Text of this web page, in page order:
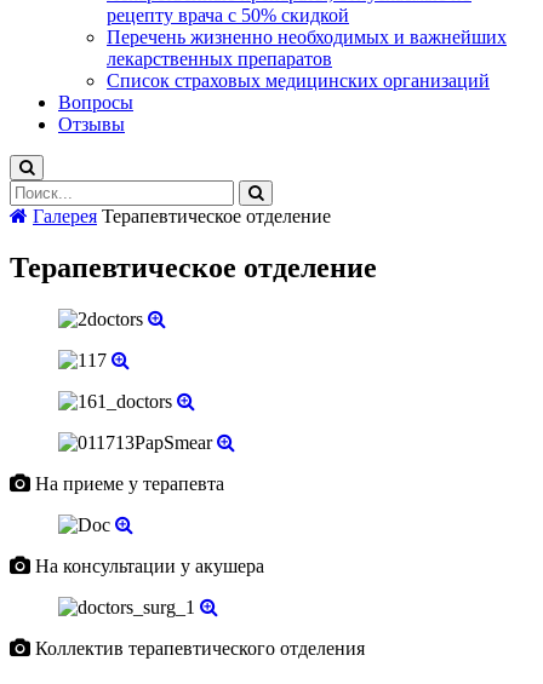
рецепту врача с 50% скидкой
Перечень жизненно необходимых и важнейших
лекарственных препаратов
Список страховых медицинских организаций
Вопросы
Отзывы
Галерея Терапевтическое отделение
Терапевтическое отделение
На приеме у терапевта
На консультации у акушера
Коллектив терапевтического отделения